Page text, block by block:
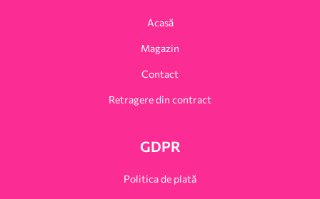
Acasă
Magazin
Contact
Retragere din contract
GDPR
Politica de plată